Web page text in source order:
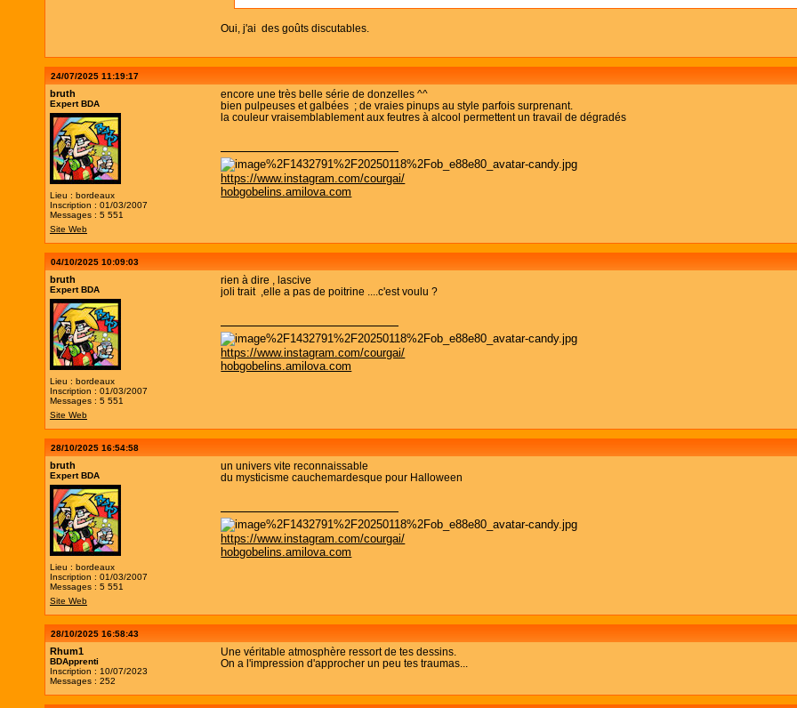
Oui, j'ai des goûts discutables.
24/07/2025 11:19:17
bruth
Expert BDA
Lieu : bordeaux
Inscription : 01/03/2007
Messages : 5 551
Site Web
encore une très belle série de donzelles ^^
bien pulpeuses et galbées ; de vraies pinups au style parfois surprenant.
la couleur vraisemblablement aux feutres à alcool permettent un travail de dégradés
https://www.instagram.com/courgai/
hobgobelins.amilova.com
04/10/2025 10:09:03
bruth
Expert BDA
Lieu : bordeaux
Inscription : 01/03/2007
Messages : 5 551
Site Web
rien à dire , lascive
joli trait ,elle a pas de poitrine ....c'est voulu ?
https://www.instagram.com/courgai/
hobgobelins.amilova.com
28/10/2025 16:54:58
bruth
Expert BDA
Lieu : bordeaux
Inscription : 01/03/2007
Messages : 5 551
Site Web
un univers vite reconnaissable
du mysticisme cauchemardesque pour Halloween
https://www.instagram.com/courgai/
hobgobelins.amilova.com
28/10/2025 16:58:43
Rhum1
BDApprenti
Inscription : 10/07/2023
Messages : 252
Une véritable atmosphère ressort de tes dessins.
On a l'impression d'approcher un peu tes traumas...